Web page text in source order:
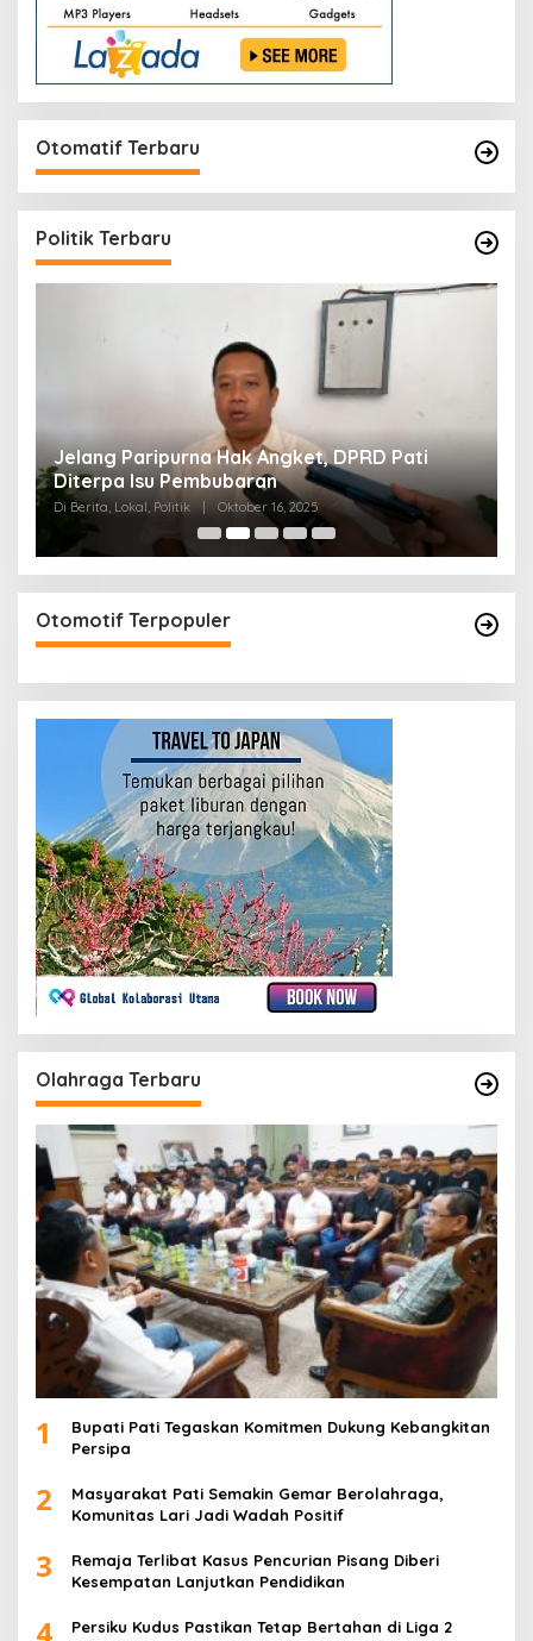
Otomatif Terbaru
Politik Terbaru
Jelang Paripurna Hak Angket, DPRD Pati
Diterpa Isu Pembubaran
Di Berita, Lokal, Politik | Oktober 16, 2025
Otomotif Terpopuler
Olahraga Terbaru
1
Bupati Pati Tegaskan Komitmen Dukung Kebangkitan
Persipa
2
Masyarakat Pati Semakin Gemar Berolahraga,
Komunitas Lari Jadi Wadah Positif
3
Remaja Terlibat Kasus Pencurian Pisang Diberi
Kesempatan Lanjutkan Pendidikan
4
Persiku Kudus Pastikan Tetap Bertahan di Liga 2